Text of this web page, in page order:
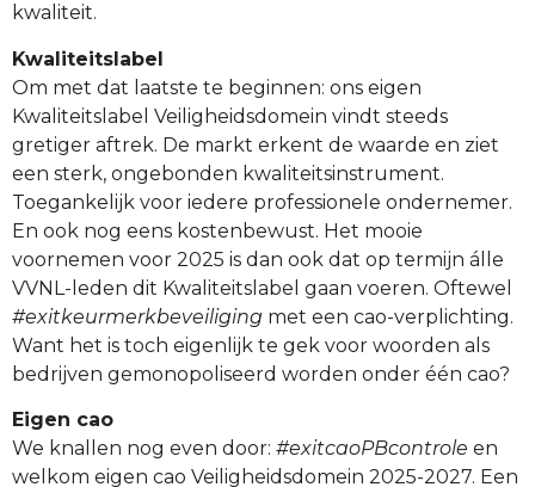
kwaliteit.
Kwaliteitslabel
Om met dat laatste te beginnen: ons eigen
Kwaliteitslabel Veiligheidsdomein vindt steeds
gretiger aftrek. De markt erkent de waarde en ziet
een sterk, ongebonden kwaliteitsinstrument.
Toegankelijk voor iedere professionele ondernemer.
En ook nog eens kostenbewust. Het mooie
voornemen voor 2025 is dan ook dat op termijn álle
VVNL-leden dit Kwaliteitslabel gaan voeren. Oftewel
#exitkeurmerkbeveiliging met een cao-verplichting.
Want het is toch eigenlijk te gek voor woorden als
bedrijven gemonopoliseerd worden onder één cao?
Eigen cao
We knallen nog even door: #exitcaoPBcontrole en
welkom eigen cao Veiligheidsdomein 2025-2027. Een